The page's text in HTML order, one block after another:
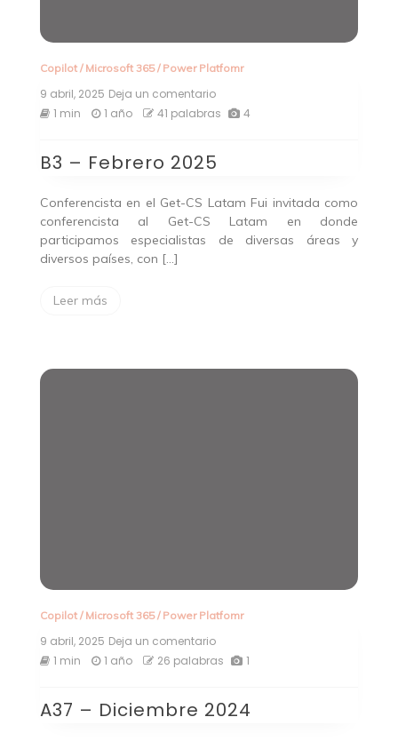
Copilot/ Microsoft 365/ Power Platfomr
9 abril, 2025 Deja un comentarioen
B3
1 min 1 año 41 palabras 4
B3 – Febrero 2025
Conferencista en el Get-CS Latam Fui invitada como
conferencista al Get-CS Latam en donde
participamos especialistas de diversas áreas y
diversos países, con […]
Leer más
Copilot/ Microsoft 365/ Power Platfomr
9 abril, 2025 Deja un comentarioen
A37
2024
1 min 1 año 26 palabras 1
A37 – Diciembre 2024